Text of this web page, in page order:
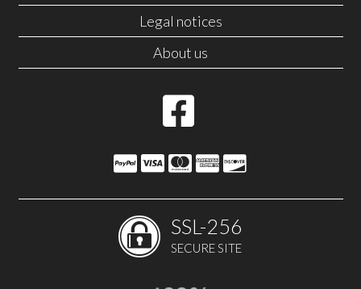
Legal notices
About us
SSL-256
SECURE SITE